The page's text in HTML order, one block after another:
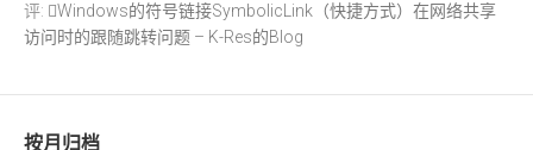
评:
Windows的符号链接SymbolicLink（快捷方式）在网络共享
访问时的跟随跳转问题 – K-Res的Blog
按月归档